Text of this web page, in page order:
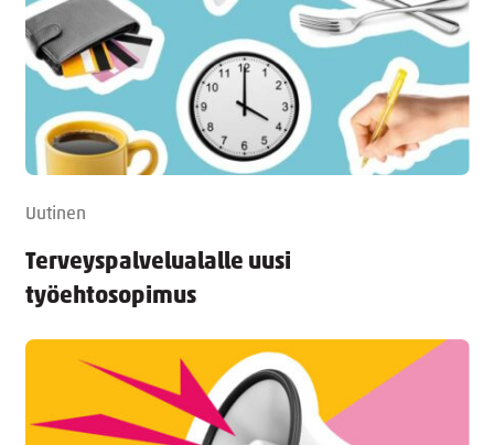
Uutinen
Terveyspalvelualalle uusi
työehtosopimus